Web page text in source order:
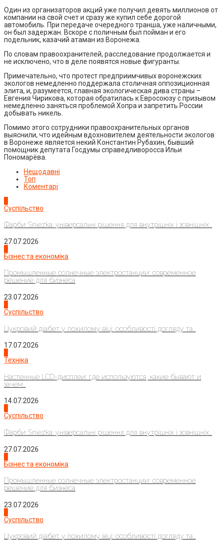
Один из организаторов акций уже получил девять миллионов от
компании на свой счет и сразу же купил себе дорогой
автомобиль. При передаче очередного транша, уже наличными,
он был задержан. Вскоре с поличным был пойман и его
подельник, казачий атаман из Воронежа.
По словам правоохранителей, расследование продолжается и
не исключено, что в деле появятся новые фигуранты.
Примечательно, что протест предприимчивых воронежских
экологов немедленно поддержала столичная оппозиционная
элита, и, разумеется, главная экологическая дива страны –
Евгения Чирикова, которая обратилась к Евросоюзу с призывом
немедленно заняться проблемой Хопра и запретить России
добывать никель.
Помимо этого сотрудники правоохранительных органов
выяснили, что идейным вдохновителем деятельности экологов
в Воронеже является некий Константин Рубахин, бывший
помощник депутата Госдумы справедливоросса Ильи
Пономарёва.
Нещодавні
Топ
Коментарі
Суспільство
Фарби Sniezka: універсальні рішення для внутрішніх і зовнішніх...
27.07.2026
Бізнес та економіка
Промышленные солнечные электростанции: современное
решение для бизнеса
23.07.2026
Суспільство
Цукровий діабет у похилому віці: особливості догляду та...
17.07.2026
Техніка
Настенные LCD-дисплеи: где используются, какие бывают и
зачем...
14.07.2026
Суспільство
Фарби Sniezka: універсальні рішення для внутрішніх і зовнішніх...
27.07.2026
Бізнес та економіка
Промышленные солнечные электростанции: современное
решение для бизнеса
23.07.2026
Суспільство
Цукровий діабет у похилому віці: особливості догляду та...